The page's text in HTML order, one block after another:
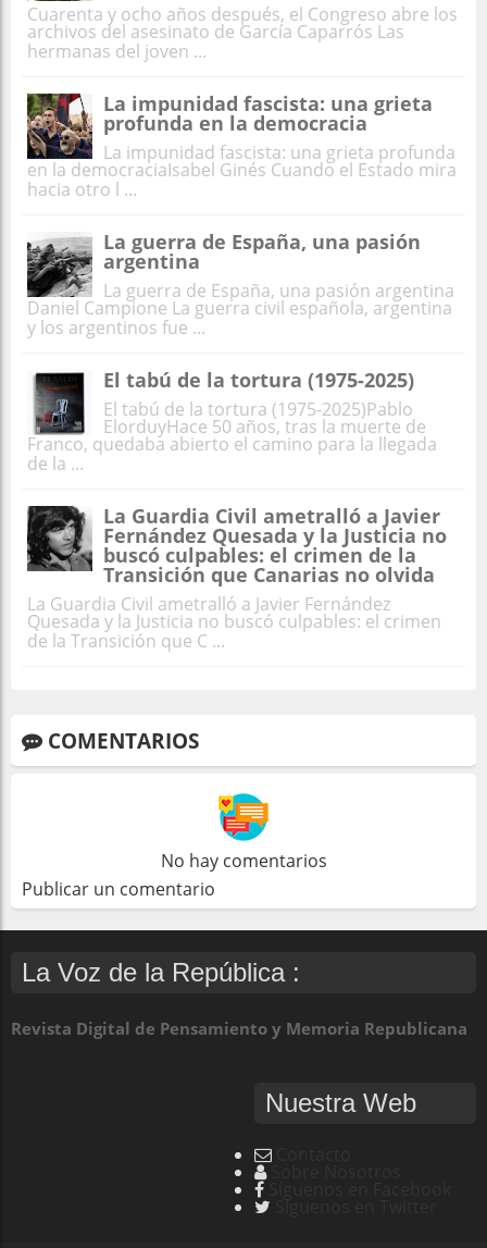
Cuarenta y ocho años después, el Congreso abre los
archivos del asesinato de García Caparrós Las
hermanas del joven ...
La impunidad fascista: una grieta
profunda en la democracia
La impunidad fascista: una grieta profunda
en la democraciaIsabel Ginés Cuando el Estado mira
hacia otro l ...
La guerra de España, una pasión
argentina
La guerra de España, una pasión argentina
Daniel Campione La guerra civil española, argentina
y los argentinos fue ...
El tabú de la tortura (1975-2025)
El tabú de la tortura (1975-2025)Pablo
ElorduyHace 50 años, tras la muerte de
Franco, quedaba abierto el camino para la llegada
de la ...
La Guardia Civil ametralló a Javier
Fernández Quesada y la Justicia no
buscó culpables: el crimen de la
Transición que Canarias no olvida
La Guardia Civil ametralló a Javier Fernández
Quesada y la Justicia no buscó culpables: el crimen
de la Transición que C ...
COMENTARIOS
No hay comentarios
Publicar un comentario
La Voz de la República :
Revista Digital de Pensamiento y Memoria Republicana
Nuestra Web